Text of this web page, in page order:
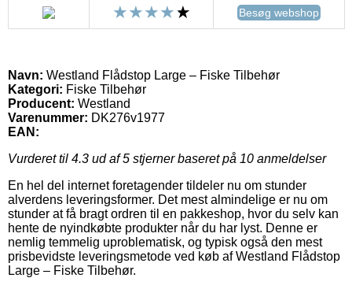
Besøg webshop
Navn: Westland Flådstop Large – Fiske Tilbehør
Kategori: Fiske Tilbehør
Producent: Westland
Varenummer: DK276v1977
EAN:
Vurderet til 4.3 ud af 5 stjerner baseret på 10 anmeldelser
En hel del internet foretagender tildeler nu om stunder
alverdens leveringsformer. Det mest almindelige er nu om
stunder at få bragt ordren til en pakkeshop, hvor du selv kan
hente de nyindkøbte produkter når du har lyst. Denne er
nemlig temmelig uproblematisk, og typisk også den mest
prisbevidste leveringsmetode ved køb af Westland Flådstop
Large – Fiske Tilbehør.